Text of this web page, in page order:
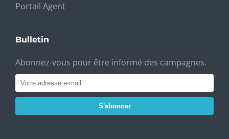
Portail Agent
Bulletin
Abonnez-vous pour être informé des campagnes.
S'abonner